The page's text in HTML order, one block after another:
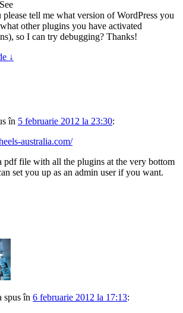
please tell me what version of WordPress you
other plugins you have activated
so I can try debugging? Thanks!
↓
în 5 februarie 2012 la 23:30:
australia.com/
pdf file with all the plugins at the very bottom
set you up as an admin user if you want.
spusîn 6 februarie 2012 la 17:13: